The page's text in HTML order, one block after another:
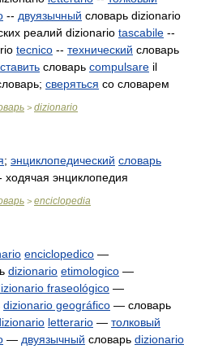
-- двуязычный словарь dizionario
реалий dizionario tascabile --
tecnico -- технический словарь
словарь compulsare il
сверяться со словарем
> dizionario
; энциклопедический словарь
ходячая энциклопедия
> enciclopedia
enciclopedico —
dizionario etimologico —
fraseológico —
dizionario geográfico — словарь
letterario — толковый
— двуязычный словарь dizionario